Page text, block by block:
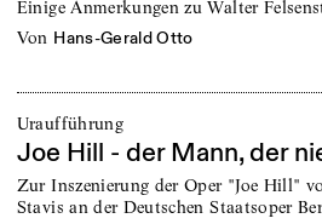
Einige Anmerkungen zu Walter
von Hans-Gerald Otto
Uraufführung
Joe Hill - der Mann, der
Zur Inszenierung der Oper "Joe Hill"
Stavis an der Deutschen Staatsoper